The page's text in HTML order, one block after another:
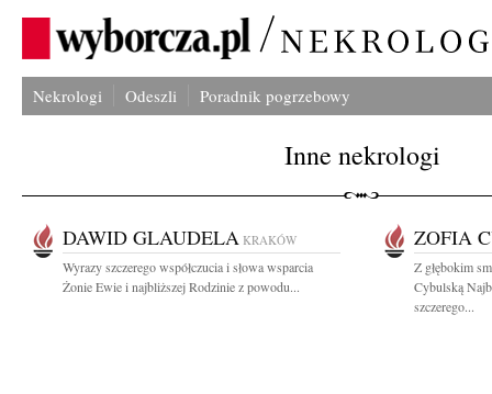
Nekrologi Odeszli Poradnik pogrzebowy
Inne nekrologi
DAWID GLAUDELA KRAKÓW
Wyrazy szczerego współczucia i słowa wsparcia
Żonie Ewie i najbliższej Rodzinie z powodu...
ZOFIA
Z głębokim
Cybulską
szczerego...